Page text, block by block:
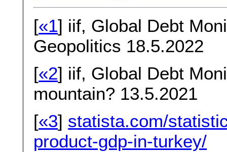
[«1] iif, Global Debt
Geopolitics 18.5.2022
[«2] iif, Global Debt
mountain? 13.5.2021
[«3] statista.com/
product-gdp-in-turkey/